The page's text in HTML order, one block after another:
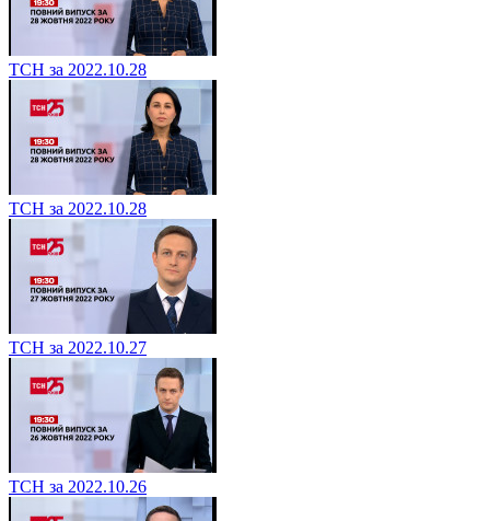
ТСН за 2022.10.28
ТСН за 2022.10.28
ТСН за 2022.10.27
ТСН за 2022.10.26